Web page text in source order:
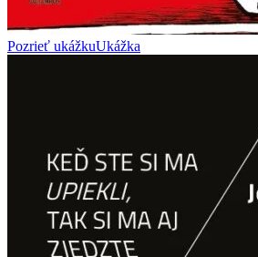
Pozrieť ukážkuUkážka